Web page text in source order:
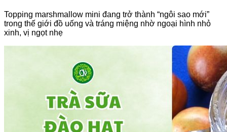
Topping marshmallow mini đang trở thành “ngôi sao mới”
trong thế giới đồ uống và tráng miệng nhờ ngoại hình nhỏ
xinh, vị ngọt nhẹ